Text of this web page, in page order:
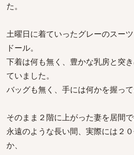
た。
土曜日に着ていったグレーのスー
ドール。
下着は何も無く、豊かな乳房と突
ていました。
バッグも無く、手には何かを握って
そのまま２階に上がった妻を居間で
永遠のような長い間、実際には２
か、